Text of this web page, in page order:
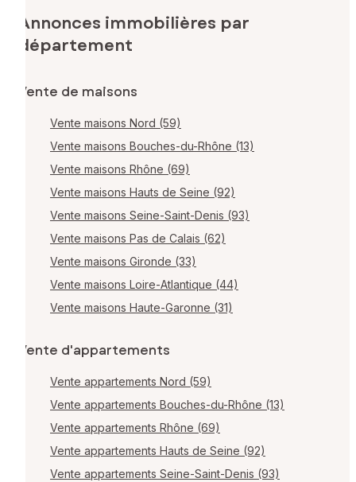
Annonces immobilières par
département
Vente de maisons
Vente maisons Nord (59)
Vente maisons Bouches-du-Rhône (13)
Vente maisons Rhône (69)
Vente maisons Hauts de Seine (92)
Vente maisons Seine-Saint-Denis (93)
Vente maisons Pas de Calais (62)
Vente maisons Gironde (33)
Vente maisons Loire-Atlantique (44)
Vente maisons Haute-Garonne (31)
Vente d'appartements
Vente appartements Nord (59)
Vente appartements Bouches-du-Rhône (13)
Vente appartements Rhône (69)
Vente appartements Hauts de Seine (92)
Vente appartements Seine-Saint-Denis (93)